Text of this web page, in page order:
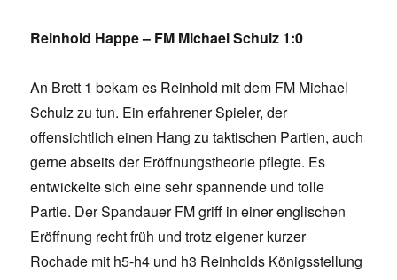
Reinhold Happe – FM Michael Schulz 1:0
An Brett 1 bekam es Reinhold mit dem FM Michael
Schulz zu tun. Ein erfahrener Spieler, der
offensichtlich einen Hang zu taktischen Partien, auch
gerne abseits der Eröffnungstheorie pflegte. Es
entwickelte sich eine sehr spannende und tolle
Partie. Der Spandauer FM griff in einer englischen
Eröffnung recht früh und trotz eigener kurzer
Rochade mit h5-h4 und h3 Reinholds Königsstellung